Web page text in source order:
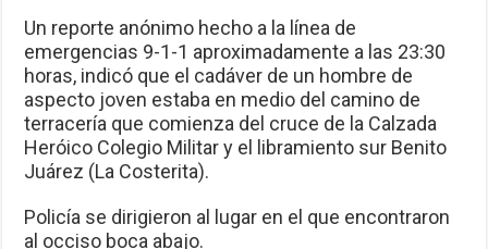
Un reporte anónimo hecho a la línea de
emergencias 9-1-1 aproximadamente a las 23:30
horas, indicó que el cadáver de un hombre de
aspecto joven estaba en medio del camino de
terracería que comienza del cruce de la Calzada
Heróico Colegio Militar y el libramiento sur Benito
Juárez (La Costerita).
Policía se dirigieron al lugar en el que encontraron
al occiso boca abajo.